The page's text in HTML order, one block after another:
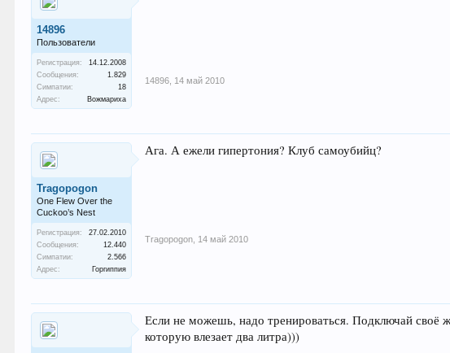
14896
Пользователи
Регистрация:
14.12.2008
Сообщения:
1.829
Симпатии:
18
Адрес:
Вожмариха
14896 14 май 2010
Tragopogon
One Flew Over the
Cuckoo’s Nest
Регистрация:
27.02.2010
Сообщения:
12.440
Симпатии:
2.566
Адрес:
Горгиппия
Ага. А ежели гипертония? Клуб самоубийц?
Tragopogon 14 май 2010
Если не можешь, надо тренироваться. Подключай своё
которую влезает два литра)))